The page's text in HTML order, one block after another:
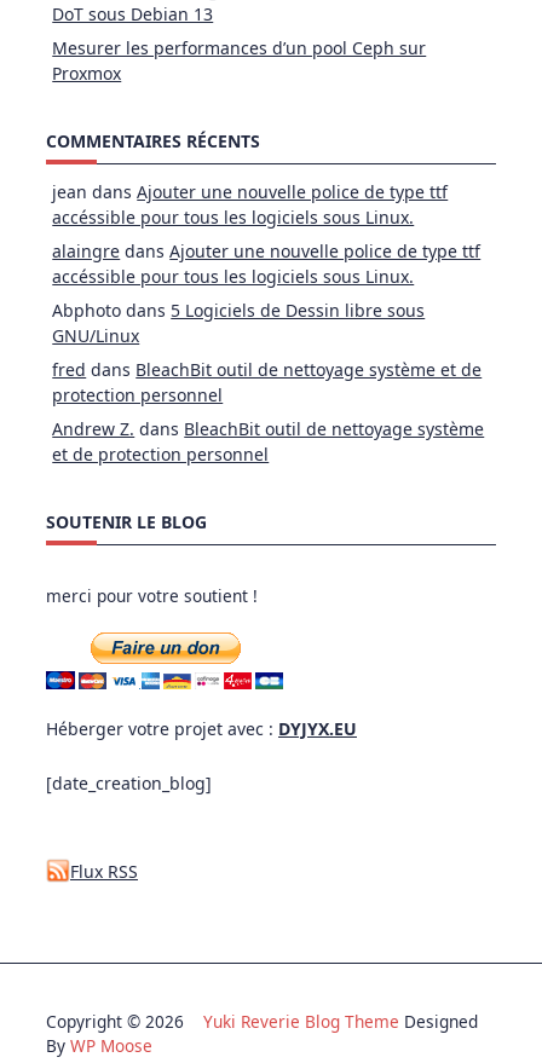
DoT sous Debian 13
Mesurer les performances d’un pool Ceph sur
Proxmox
COMMENTAIRES RÉCENTS
jean dansAjouter une nouvelle police de type ttf
accéssible pour tous les logiciels sous Linux.
alaingre dansAjouter une nouvelle police de type ttf
accéssible pour tous les logiciels sous Linux.
Abphoto dans 5 Logiciels de Dessin libre sous
GNU/Linux
fred dans BleachBit outil de nettoyage système et de
protection personnel
Andrew Z. dans BleachBit outil de nettoyage système
et de protection personnel
SOUTENIR LE BLOG
merci pour votre soutient !
Héberger votre projet avec : DYJYX.EU
[date_creation_blog]
Flux RSS
Copyright © 2026 Yuki Reverie Blog Theme Designed
By WP Moose